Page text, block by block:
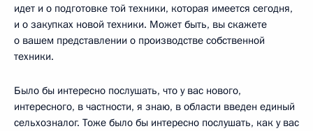
идет и о подготовке той техники, которая имеется сегодня,
и о закупках новой техники. Может быть, вы скажете
о вашем представлении о производстве собственной
техники.
Было бы интересно послушать, что у вас нового,
интересного, в частности, я знаю, в области введен единый
сельхозналог. Тоже было бы интересно послушать, как у вас